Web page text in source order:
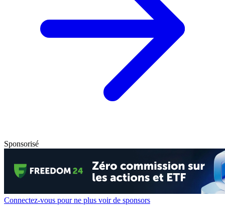
Sponsorisé
Connectez-vous pour ne plus voir de sponsors